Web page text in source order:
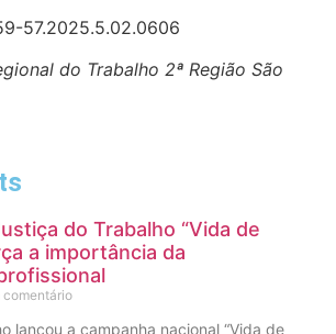
57.2025.5.02.0606
do Trabalho 2ª Região São
do Trabalho “Vida de
a importância da
comentário
lançou a campanha nacional “Vida de